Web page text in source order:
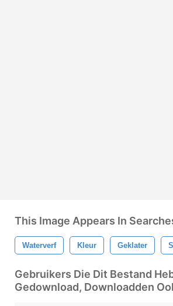
This Image Appears In
Waterverf Kleur Geklater
Gebruikers Die Dit Bestand
Gedownload, Downloadden